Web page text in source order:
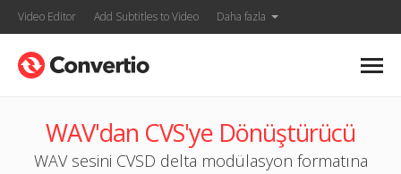
Video Editor Add Subtitles to Video Daha fazla
WAV'dan CVS'ye Dönüştürücü
WAV sesini CVSD delta modülasyon formatına